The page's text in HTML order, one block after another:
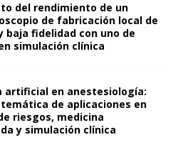
del rendimiento de un
de fabricación local de
baja fidelidad con uno de
simulación clínica
artificial en anestesiología:
de aplicaciones en
riesgos, medicina
y simulación clínica